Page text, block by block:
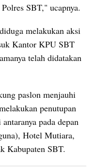
SBT," ucapnya.
melakukan aksi
Kantor KPU SBT
telah didatakan
paslon menjauhi
penutupan
pada depan
Hotel Mutiara,
Kabupaten SBT.